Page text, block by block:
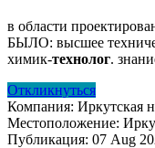
в области
БЫЛО: высшее
химик-технолог.
Откликнуться
Компания: Иркутская
Местоположение:
Публикация: 07 Aug